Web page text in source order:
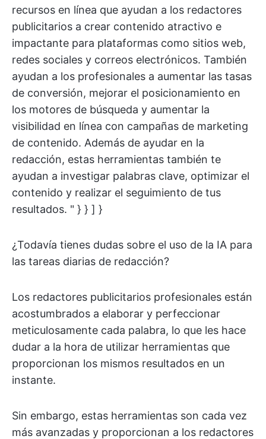
recursos en línea que ayudan a los redactores
publicitarios a crear contenido atractivo e
impactante para plataformas como sitios web,
redes sociales y correos electrónicos. También
ayudan a los profesionales a aumentar las tasas
de conversión, mejorar el posicionamiento en
los motores de búsqueda y aumentar la
visibilidad en línea con campañas de marketing
de contenido. Además de ayudar en la
redacción, estas herramientas también te
ayudan a investigar palabras clave, optimizar el
contenido y realizar el seguimiento de tus
resultados. " } } ] }
¿Todavía tienes dudas sobre el uso de la IA para
las tareas diarias de redacción?
Los redactores publicitarios profesionales están
acostumbrados a elaborar y perfeccionar
meticulosamente cada palabra, lo que les hace
dudar a la hora de utilizar herramientas que
proporcionan los mismos resultados en un
instante.
Sin embargo, estas herramientas son cada vez
más avanzadas y proporcionan a los redactores